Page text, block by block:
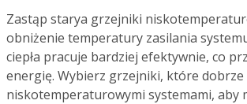
Zastąp starya grzejniki
obniżenie temperatury zasilania
ciepła pracuje bardziej efektywnie, co
energię. Wybierz grzejniki, które dobrze
niskotemperaturowymi systemami, aby